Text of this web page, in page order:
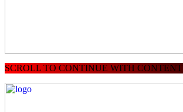
SCROLL TO CONTINUE WITH CONTENT